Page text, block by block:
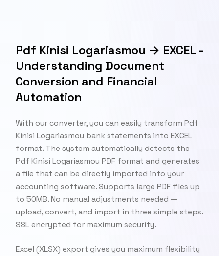
Pdf Kinisi Logariasmou → EXCEL -
Understanding Document
Conversion and Financial
Automation
With our converter, you can easily transform Pdf
Kinisi Logariasmou bank statements into EXCEL
format. The system automatically detects the
Pdf Kinisi Logariasmou PDF format and generates
a file that can be directly imported into your
accounting software. Supports large PDF files up
to 50MB. No manual adjustments needed —
upload, convert, and import in three simple steps.
SSL encrypted for maximum security.
Excel (XLSX) export gives you maximum flexibility